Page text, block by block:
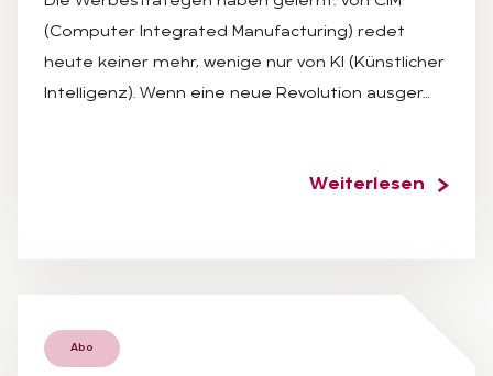
(Computer Integrated Manufacturing) redet
heute keiner mehr, wenige nur von KI (Künstlicher
Intelligenz). Wenn eine neue Revolution ausger…
Weiterlesen
Abo